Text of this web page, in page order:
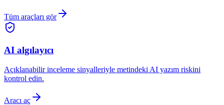
Tüm araçları gör
AI algılayıcı
Açıklanabilir inceleme sinyalleriyle metindeki AI yazım riskini
kontrol edin.
Aracı aç